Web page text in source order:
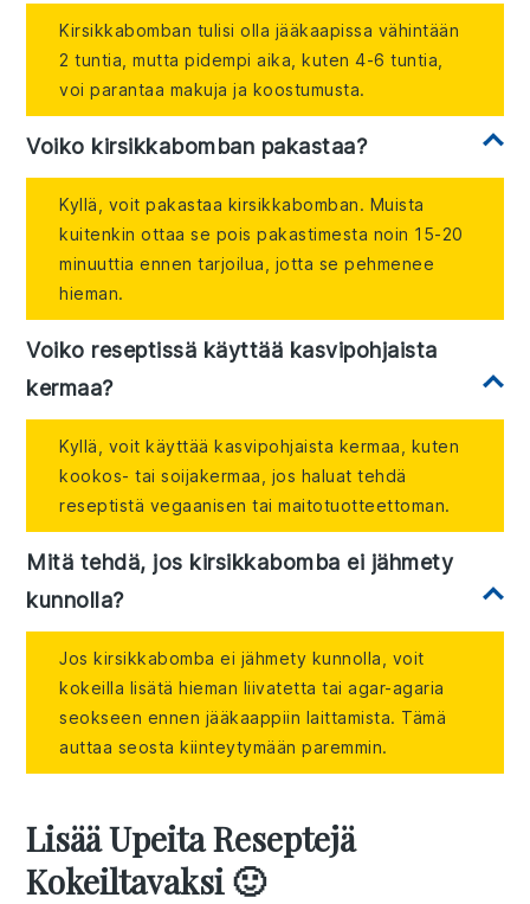
Kirsikkabomban tulisi olla jääkaapissa vähintään
2 tuntia, mutta pidempi aika, kuten 4-6 tuntia,
voi parantaa makuja ja koostumusta.
Voiko kirsikkabomban pakastaa?
Kyllä, voit pakastaa kirsikkabomban. Muista
kuitenkin ottaa se pois pakastimesta noin 15-20
minuuttia ennen tarjoilua, jotta se pehmenee
hieman.
Voiko reseptissä käyttää kasvipohjaista
kermaa?
Kyllä, voit käyttää kasvipohjaista kermaa, kuten
kookos- tai soijakermaa, jos haluat tehdä
reseptistä vegaanisen tai maitotuotteettoman.
Mitä tehdä, jos kirsikkabomba ei jähmety
kunnolla?
Jos kirsikkabomba ei jähmety kunnolla, voit
kokeilla lisätä hieman liivatetta tai agar-agaria
seokseen ennen jääkaappiin laittamista. Tämä
auttaa seosta kiinteytymään paremmin.
Lisää Upeita Reseptejä
Kokeiltavaksi 🙂